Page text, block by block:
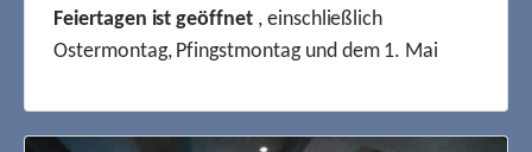
Feiertagen ist geöffnet, einschließlich
Ostermontag, Pfingstmontag und dem 1. Mai